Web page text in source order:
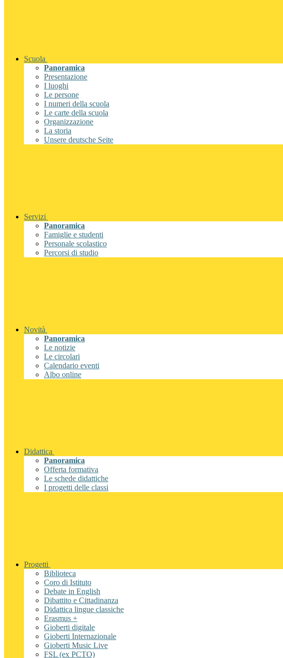
Scuola
Panoramica
Presentazione
I luoghi
Le persone
I numeri della scuola
Le carte della scuola
Organizzazione
La storia
Unsere deutsche Seite
Servizi
Panoramica
Famiglie e studenti
Personale scolastico
Percorsi di studio
Novità
Panoramica
Le notizie
Le circolari
Calendario eventi
Albo online
Didattica
Panoramica
Offerta formativa
Le schede didattiche
I progetti delle classi
Progetti
Biblioteca
Coro di Istituto
Debate in English
Dibattito e Cittadinanza
Didattica lingue classiche
Erasmus +
Gioberti digitale
Gioberti Internazionale
Gioberti Music Live
FSL (ex PCTO)